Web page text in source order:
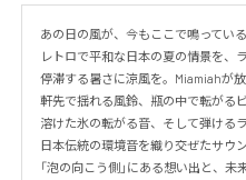
あの日の風が、今もここで鳴っている
レトロで平和な日本の夏の情景を、
停滞する暑さに涼風を。Miamiahが放
軒先で揺れる風鈴、瓶の中で転がるビ
溶けた氷の転がる音、そして弾ける
日本伝統の環境音を織り交ぜたサウ
「泡の向こう側」にある想い出と、未